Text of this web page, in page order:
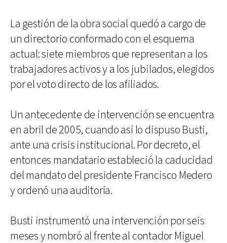
La gestión de la obra social quedó a cargo de
un directorio conformado con el esquema
actual: siete miembros que representan a los
trabajadores activos y a los jubilados, elegidos
por el voto directo de los afiliados.
Un antecedente de intervención se encuentra
en abril de 2005, cuando así lo dispuso Busti,
ante una crisis institucional. Por decreto, el
entonces mandatario estableció la caducidad
del mandato del presidente Francisco Medero
y ordenó una auditoría.
Busti instrumentó una intervención por seis
meses y nombró al frente al contador Miguel